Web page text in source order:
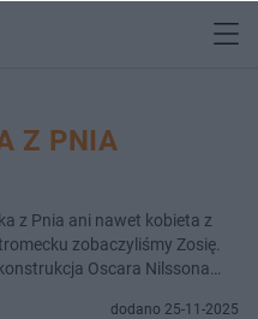
Z PNIA
z Pnia ani nawet kobieta z
zobaczyliśmy Zosię.
Oscara Nilssona
dodano 25-11-2025